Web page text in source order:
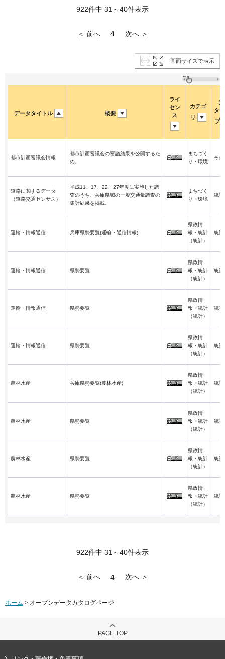
922件中 31～40件表示
＜ 前へ 4 次へ ＞
画面サイズで表示
データタイトル 概要
ライ
セン
ス
カテゴ
リ
デ
タ
プ
都市計画審議会情報
都市計画審議会の審議結果を公開するた
め。
まちづく
り・環境
その
道路に関するデータ
（道路交通センサス）
平成11、17、22、27年度に実施した調
査のうち、兵庫県域の一般交通量調査の
集計結果を掲載。
まちづく
り・環境
統計
運輸・情報通信 兵庫県勢要覧(運輸・通信情報)
県政情
報・統計
（統計）
統計
運輸・情報通信 県勢要覧
県政情
報・統計
（統計）
統計
運輸・情報通信 県勢要覧
県政情
報・統計
（統計）
統計
運輸・情報通信 県勢要覧
県政情
報・統計
（統計）
統計
農林水産 兵庫県勢要覧(農林水産)
県政情
報・統計
（統計）
統計
農林水産 県勢要覧
県政情
報・統計
（統計）
統計
農林水産 県勢要覧
県政情
報・統計
（統計）
統計
農林水産 県勢要覧
県政情
報・統計
（統計）
統計
922件中 31～40件表示
＜ 前へ 4 次へ ＞
ホーム > オープンデータカタログページ
PAGE TOP